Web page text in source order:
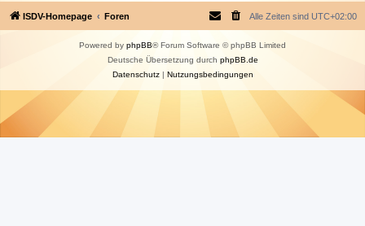
ISDV-Homepage Foren Alle Zeiten sind UTC+02:00
Powered by phpBB® Forum Software © phpBB Limited
Deutsche Übersetzung durch phpBB.de
Datenschutz| Nutzungsbedingungen